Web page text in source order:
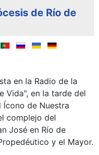
de Río de
en la Radio de la
Vida", en la tarde del
de Nuestra
complejo del
José en Río de
y el Mayor.